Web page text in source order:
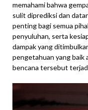
memahami bahwa
sulit diprediksi dan
penting bagi semua
penyuluhan, serta
dampak yang
pengetahuan yang baik
bencana tersebut